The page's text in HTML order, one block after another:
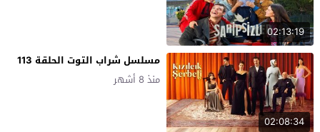
02:13:19
02:08:34
مسلسل شراب التوت الحلقة 113
منذ 8 أشهر